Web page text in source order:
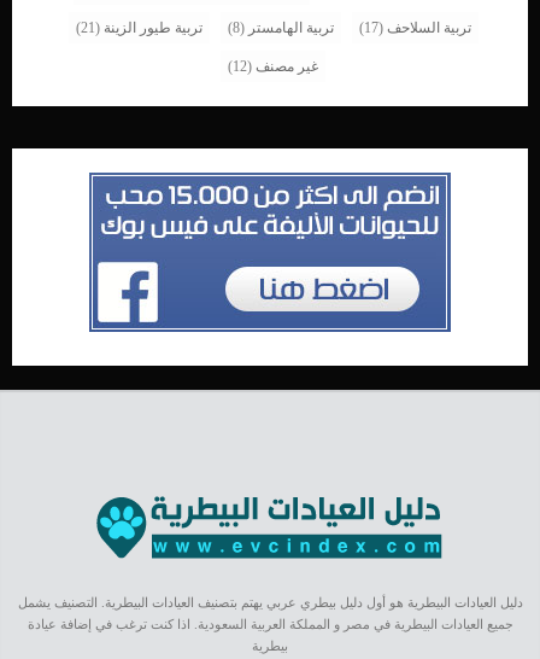
تربية السلاحف (17) تربية الهامستر (8) تربية طيور الزينة (21)
غير مصنف (12)
دليل العيادات البيطرية هو أول دليل بيطري عربي يهتم بتصنيف العيادات البيطرية. التصنيف يشمل
جميع العيادات البيطرية في مصر و المملكة العربية السعودية. اذا كنت ترغب في إضافة عيادة
بيطرية